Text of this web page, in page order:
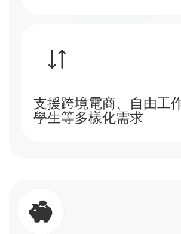
支援跨境電商、自由工
學生等多樣化需求